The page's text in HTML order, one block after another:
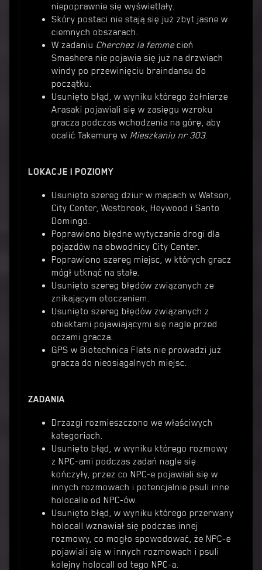
niepoprawnie się wyświetlały.
Skóry postaci nie stają się już zbyt jasne w
ciemnych obszarach.
W zadaniu Cherchez la femmecień
Smashera nie pojawia się już na drzwiach
windy po przewinięciu braindansu do
początku.
Usunięto błąd, w wyniku którego żołnierze
Arasaki pojawiali się w zasięgu wzroku
gracza podczas wchodzenia na górę, aby
ocalić Takemurę w Mieszkaniu nr 303.
LOKACJE I POZIOMY
Usunięto szereg dziur w mapach w Watson,
City Center, Westbrook, Heywood i Santo
Domingo.
Poprawiono błędne wytyczanie drogi dla
pojazdów na obwodnicy City Center.
Poprawiono szereg miejsc, w których gracz
mógł utknąć na stałe.
Usunięto szereg błędów związanych ze
znikającym otoczeniem.
Usunięto szereg błędów związanych z
obiektami pojawiającymi się nagle przed
oczami gracza.
GPS w Biotechnica Flats nie prowadzi już
gracza do nieosiągalnych miejsc.
ZADANIA
Drzazgi rozmieszczono we właściwych
kategoriach.
Usunięto błąd, w wyniku którego rozmowy
z NPC-ami podczas zadań nagle się
kończyły, przez co NPC-e pojawiali się w
innych rozmowach i potencjalnie psuli inne
holocalle od NPC-ów.
Usunięto błąd, w wyniku którego przerwany
holocall wznawiał się podczas innej
rozmowy, co mogło spowodować, że NPC-e
pojawiali się w innych rozmowach i psuli
kolejny holocall od tego NPC-a.